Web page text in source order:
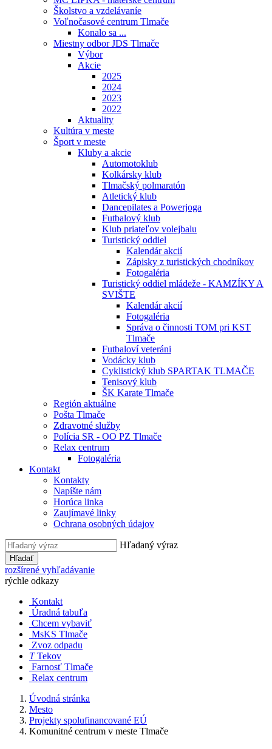
Školstvo a vzdelávaníe
Voľnočasové centrum Tlmače
Konalo sa ...
Miestny odbor JDS Tlmače
Výbor
Akcie
2025
2024
2023
2022
Aktuality
Kultúra v meste
Šport v meste
Kluby a akcie
Automotoklub
Kolkársky klub
Tlmačský polmaratón
Atletický klub
Dancepilates a Powerjoga
Futbalový klub
Klub priateľov volejbalu
Turistický oddiel
Kalendár akcií
Zápisky z turistických chodníkov
Fotogaléria
Turistický oddiel mládeže - KAMZÍKY A
SVIŠTE
Kalendár akcií
Fotogaléria
Správa o činnosti TOM pri KST
Tlmače
Futbaloví veteráni
Vodácky klub
Cyklistický klub SPARTAK TLMAČE
Tenisový klub
ŠK Karate Tlmače
Región aktuálne
Pošta Tlmače
Zdravotné služby
Polícia SR - OO PZ Tlmače
Relax centrum
Fotogaléria
Kontakt
Kontakty
Napíšte nám
Horúca linka
Zaujímavé linky
Ochrana osobných údajov
Hľadaný výraz
Hľadať
rozšírené vyhľadávanie
rýchle odkazy
Kontakt
Úradná tabuľa
Chcem vybaviť
MsKS Tlmače
Zvoz odpadu
T Tekov
Farnosť Tlmače
Relax centrum
Úvodná stránka
Mesto
Projekty spolufinancované EÚ
Komunitné centrum v meste Tlmače